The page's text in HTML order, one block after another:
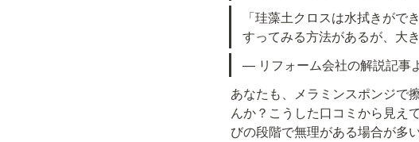
「珪藻土クロスは水拭きが
すってみる方法があるが、大
— リフォーム会社の解説記事
あなたも、メラミンスポンジで
んか？こうした口コミから見え
びの段階で無理がある場合が多